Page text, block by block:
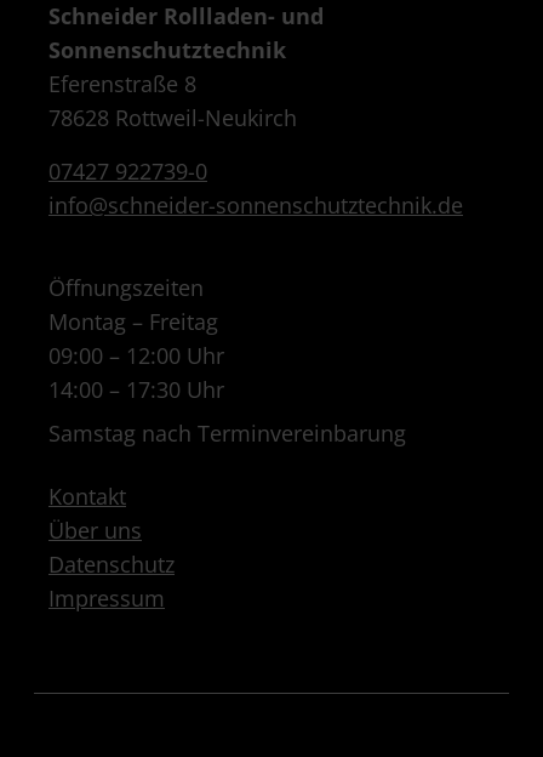
Schneider Rollladen- und
Sonnenschutztechnik
Eferenstraße 8
78628 Rottweil-Neukirch
07427 922739-0
info@schneider-sonnenschutztechnik.de
Öffnungszeiten
Montag – Freitag
09:00 – 12:00 Uhr
14:00 – 17:30 Uhr
Samstag nach Terminvereinbarung
Kontakt
Über uns
Datenschutz
Impressum